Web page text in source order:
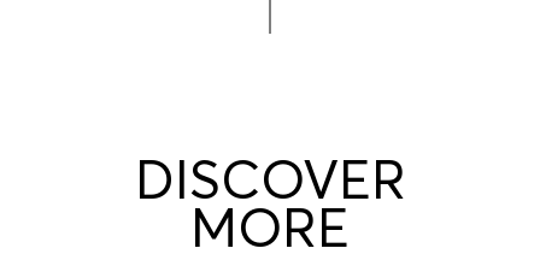
DISCOVER
MORE